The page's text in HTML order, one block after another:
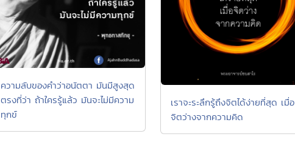
ความลับของคำว่าอนัตตา มันมีสูงสุด
ตรงที่ว่า ถ้าใครรู้แล้ว มันจะไม่มีความ
ทุกข์
เราจะระลึกรู้ถึงจิตได้ง่ายที่สุด เมื่อ
จิตว่างจากความคิด